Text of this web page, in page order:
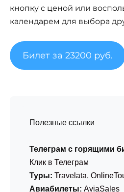
кнопку с ценой или
календарем для выбора
Билет за 23200 руб.
Полезные ссылки
Телеграм с горящими
Клик в Телеграм
Туры: Travelata,
Авиабилеты: AviaSales